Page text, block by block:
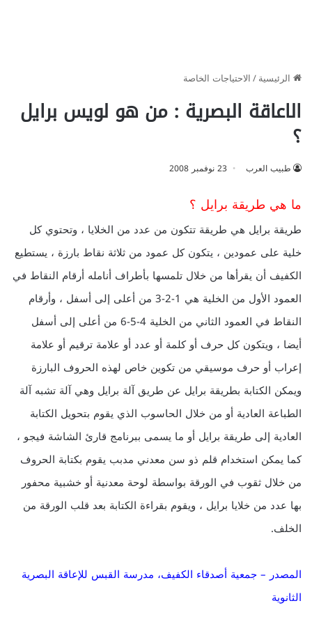
الرئيسية/الاحتياجات الخاصة
الاعاقة البصرية : من هو لويس برايل
؟
طبيب العرب 23 نوفمبر 2008
ما هي طريقة برايل ؟
طريقة برايل هي طريقة تتكون من عدد من الخلايا ، وتحتوي كل
خلية على عمودين ، يتكون كل عمود من ثلاثة نقاط بارزة ، يستطيع
الكفيف أن يقرأها من خلال تلمسها بأطراف أنامله أرقام النقاط في
العمود الأول من الخلية هي 1-2-3 من أعلى إلى أسفل ، وأرقام
النقاط في العمود الثاني من الخلية 4-5-6 من أعلى إلى أسفل
أيضا ، ويتكون كل حرف أو كلمة أو عدد أو علامة ترقيم أو علامة
إعراب أو حرف موسيقي من تكوين خاص لهذه الحروف البارزة
ويمكن الكتابة بطريقة برايل عن طريق آلة برايل وهي آلة تشبه آلة
الطباعة العادية أو من خلال الحاسوب الذي يقوم بتحويل الكتابة
العادية إلى طريقة برايل أو ما يسمى ببرنامج قارئ الشاشة فيجو ،
كما يمكن استخدام قلم ذو سن معدني مدبب يقوم بكتابة الحروف
من خلال ثقوب في الورقة بواسطة لوحة معدنية أو خشبية محفور
بها عدد من خلايا برايل ، ويقوم بقراءة الكتابة بعد قلب الورقة من
الخلف.
المصدر – جمعية أصدقاء الكفيف، مدرسة القبس للإعاقة البصرية
الثانوية